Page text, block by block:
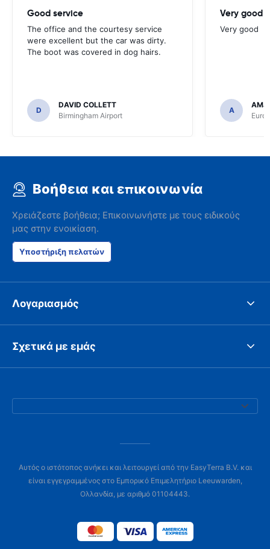
Good service
The office and the courtesy service
were excellent but the car was dirty.
The boot was covered in dog hairs.
D
DAVID COLLETT
Birmingham Airport
Very good
Very good
A
Βοήθεια και επικοινωνία
Χρειάζεστε βοήθεια; Επικοινωνήστε με τους ειδικούς
μας στην ενοικίαση.
Υποστήριξη πελατών
Λογαριασμός
Σχετικά με εμάς
Αυτός ο ιστότοπος ανήκει και λειτουργεί από την EasyTerra B.V. και
είναι εγγεγραμμένος στο Εμπορικό Επιμελητήριο Leeuwarden,
Ολλανδία, με αριθμό 01104443.